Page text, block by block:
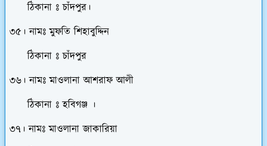
ঠিকানা ঃ চাঁদপুর।
৩৫। নামঃ মুফতি শিহাবুদ্দিন
ঠিকানা ঃ চাঁদপুর
৩৬। নামঃ মাওলানা আশরাফ আলী
ঠিকানা ঃ হবিগঞ্জ ।
৩৭। নামঃ মাওলানা জাকারিয়া